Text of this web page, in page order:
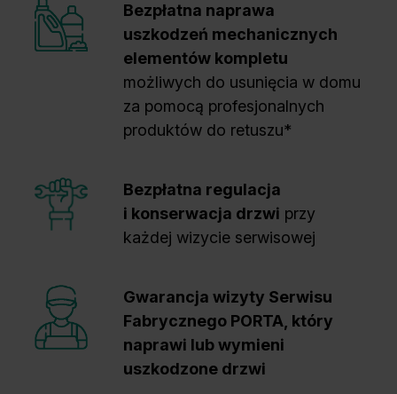
Bezpłatna naprawa
uszkodzeń mechanicznych
elementów kompletu
możliwych do usunięcia w domu
za pomocą profesjonalnych
produktów do retuszu*
Bezpłatna regulacja
i konserwacja drzwi przy
każdej wizycie serwisowej
Gwarancja wizyty Serwisu
Fabrycznego PORTA, który
naprawi lub wymieni
uszkodzone drzwi